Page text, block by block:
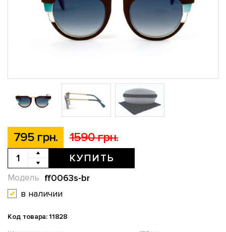
795 грн. 1590 грн.
КУПИТЬ
ff0063s-br
Модель
в наличии
Код товара: 11828